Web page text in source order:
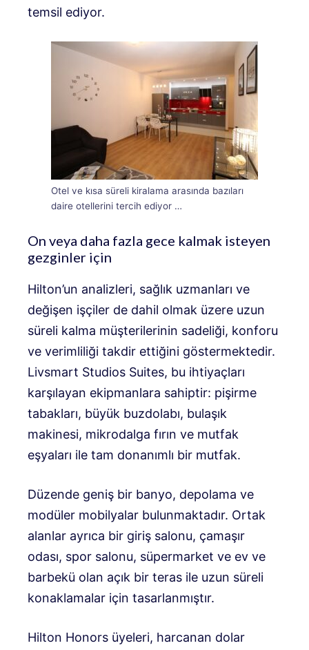
temsil ediyor.
Otel ve kısa süreli kiralama arasında bazıları
daire otellerini tercih ediyor …
On veya daha fazla gece kalmak isteyen
gezginler için
Hilton’un analizleri, sağlık uzmanları ve
değişen işçiler de dahil olmak üzere uzun
süreli kalma müşterilerinin sadeliği, konforu
ve verimliliği takdir ettiğini göstermektedir.
Livsmart Studios Suites, bu ihtiyaçları
karşılayan ekipmanlara sahiptir: pişirme
tabakları, büyük buzdolabı, bulaşık
makinesi, mikrodalga fırın ve mutfak
eşyaları ile tam donanımlı bir mutfak.
Düzende geniş bir banyo, depolama ve
modüler mobilyalar bulunmaktadır. Ortak
alanlar ayrıca bir giriş salonu, çamaşır
odası, spor salonu, süpermarket ve ev ve
barbekü olan açık bir teras ile uzun süreli
konaklamalar için tasarlanmıştır.
Hilton Honors üyeleri, harcanan dolar